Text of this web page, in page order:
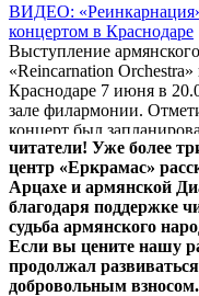
ВИДЕО:
концертом в Краснодаре
Выступление
«Reincarnation Orchestra»
Краснодаре 7 июня в
зале филармонии.
концерт был
вместительном зале ДС
читатели! Уже более
центр «Еркрамас»
Арцахе и армянской
благодаря поддержке
судьба армянского
Если вы цените нашу
продолжал
добровольным взносом.